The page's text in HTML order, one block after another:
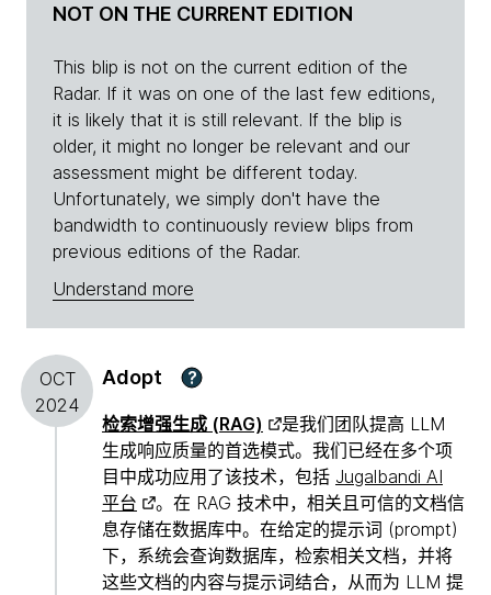
NOT ON THE CURRENT EDITION
This blip is not on the current edition of the
Radar. If it was on one of the last few editions,
it is likely that it is still relevant. If the blip is
older, it might no longer be relevant and our
assessment might be different today.
Unfortunately, we simply don't have the
bandwidth to continuously review blips from
previous editions of the Radar.
Understand more
OCT
2024
Adopt ?
检索增强生成 (RAG)
是我们团队提高 LLM
生成响应质量的首选模式。我们已经在多个项
目中成功应用了该技术，包括 Jugalbandi AI
平台
。在 RAG 技术中，相关且可信的文档信
息存储在数据库中。在给定的提示词 (prompt)
下，系统会查询数据库，检索相关文档，并将
这些文档的内容与提示词结合，从而为 LLM 提